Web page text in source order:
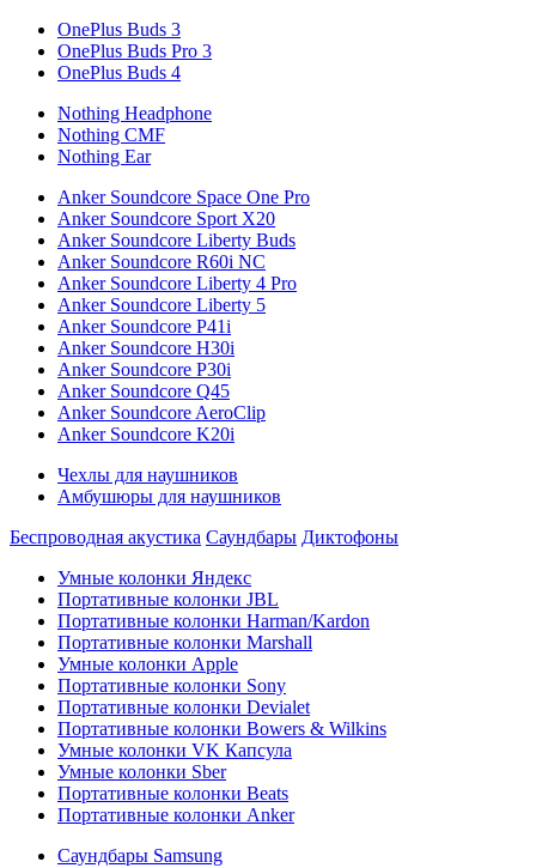
OnePlus Buds 3
OnePlus Buds Pro 3
OnePlus Buds 4
Nothing Headphone
Nothing CMF
Nothing Ear
Anker Soundcore Space One Pro
Anker Soundcore Sport X20
Anker Soundcore Liberty Buds
Anker Soundcore R60i NC
Anker Soundcore Liberty 4 Pro
Anker Soundcore Liberty 5
Anker Soundcore P41i
Anker Soundcore H30i
Anker Soundcore P30i
Anker Soundcore Q45
Anker Soundcore AeroClip
Anker Soundcore K20i
Чехлы для наушников
Амбушюры для наушников
Беспроводная акустика Саундбары Диктофоны
Умные колонки Яндекс
Портативные колонки JBL
Портативные колонки Harman/Kardon
Портативные колонки Marshall
Умные колонки Apple
Портативные колонки Sony
Портативные колонки Devialet
Портативные колонки Bowers & Wilkins
Умные колонки VK Капсула
Умные колонки Sber
Портативные колонки Beats
Портативные колонки Anker
Саундбары Samsung